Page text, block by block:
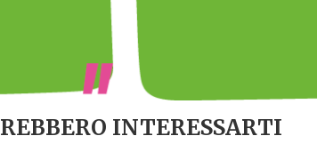
INTERESSARTI